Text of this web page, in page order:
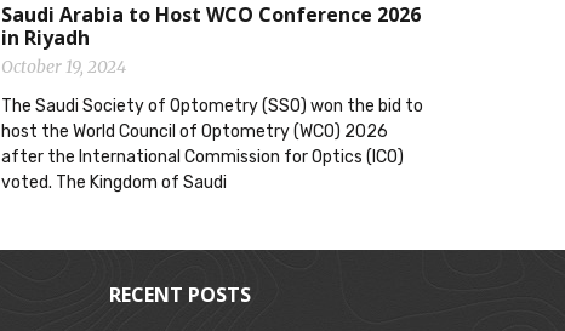
Saudi Arabia to Host WCO Conference 2026
in Riyadh
October 19, 2024
The Saudi Society of Optometry (SSO) won the bid to
host the World Council of Optometry (WCO) 2026
after the International Commission for Optics (ICO)
voted. The Kingdom of Saudi
RECENT POSTS